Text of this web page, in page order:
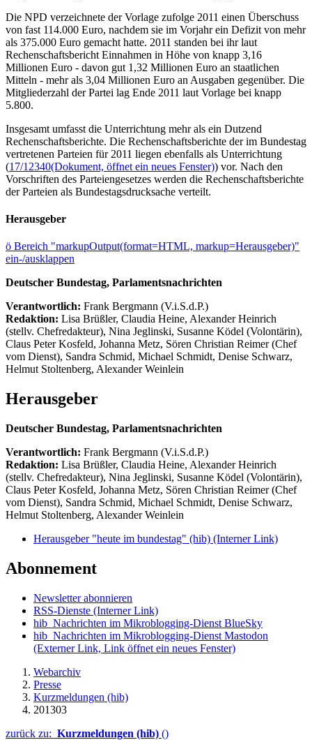
Die NPD verzeichnete der Vorlage zufolge 2011 einen Überschuss
von fast 114.000 Euro, nachdem sie im Vorjahr ein Defizit von mehr
als 375.000 Euro gemacht hatte. 2011 standen bei ihr laut
Rechenschaftsbericht Einnahmen in Höhe von knapp 3,16
Millionen Euro - davon gut 1,32 Millionen Euro an staatlichen
Mitteln - mehr als 3,04 Millionen Euro an Ausgaben gegenüber. Die
Mitgliederzahl der Partei lag Ende 2011 laut Vorlage bei knapp
5.800.
Insgesamt umfasst die Unterrichtung mehr als ein Dutzend
Rechenschaftsberichte. Die Rechenschaftsberichte der im Bundestag
vertretenen Parteien für 2011 liegen ebenfalls als Unterrichtung
(17/12340(Dokument, öffnet ein neues Fenster)) vor. Nach den
Vorschriften des Parteiengesetzes werden die Rechenschaftsberichte
der Parteien als Bundestagsdrucksache verteilt.
Herausgeber
ö Bereich "markupOutput(format=HTML, markup=Herausgeber)"
ein-/ausklappen
Deutscher Bundestag, Parlamentsnachrichten
Verantwortlich: Frank Bergmann (V.i.S.d.P.)
Redaktion: Lisa Brüßler, Claudia Heine, Alexander Heinrich
(stellv. Chefredakteur), Nina Jeglinski, Susanne Ködel (Volontärin),
Claus Peter Kosfeld, Johanna Metz, Sören Christian Reimer (Chef
vom Dienst), Sandra Schmid, Michael Schmidt, Denise Schwarz,
Helmut Stoltenberg, Alexander Weinlein
Herausgeber
Deutscher Bundestag, Parlamentsnachrichten
Verantwortlich: Frank Bergmann (V.i.S.d.P.)
Redaktion: Lisa Brüßler, Claudia Heine, Alexander Heinrich
(stellv. Chefredakteur), Nina Jeglinski, Susanne Ködel (Volontärin),
Claus Peter Kosfeld, Johanna Metz, Sören Christian Reimer (Chef
vom Dienst), Sandra Schmid, Michael Schmidt, Denise Schwarz,
Helmut Stoltenberg, Alexander Weinlein
Herausgeber "heute im bundestag" (hib) (Interner Link)
Abonnement
Newsletter abonnieren
RSS-Dienste (Interner Link)
hib_Nachrichten im Mikroblogging-Dienst BlueSky
hib_Nachrichten im Mikroblogging-Dienst Mastodon
(Externer Link, Link öffnet ein neues Fenster)
Webarchiv
Presse
Kurzmeldungen (hib)
201303
zurück zu: Kurzmeldungen (hib) ()